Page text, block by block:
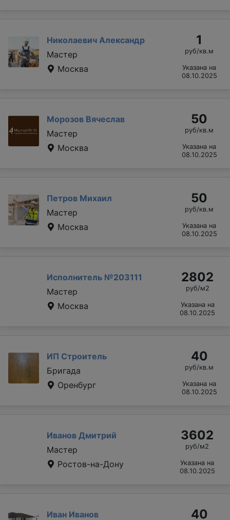
Николаевич Александр
Мастер
Москва
1
руб/кв.м
Указана на
08.10.2025
Морозов Вячеслав
Мастер
Москва
50
руб/кв.м
Указана на
08.10.2025
Петров Михаил
Мастер
Москва
50
руб/кв.м
Указана на
08.10.2025
Исполнитель №203111
Мастер
Москва
2802
руб/м2
Указана на
08.10.2025
ИП Строитель
Бригада
Оренбург
40
руб/кв.м
Указана на
08.10.2025
Иванов Дмитрий
Мастер
Ростов-на-Дону
3602
руб/м2
Указана на
08.10.2025
Иван Иванов
40